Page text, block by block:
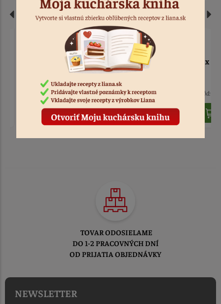
Stierka na cesto
Kód: 579
Stierka na cesto 19,4 x
13,5 x 12,7 cm
> 10 Kód: 598
1,90 €
TOVAR ODOSIELAME
DO 1-2 PRACOVNÝCH DNÍ
OD PRIJATIA OBJEDNÁVKY
NEWSLETTER